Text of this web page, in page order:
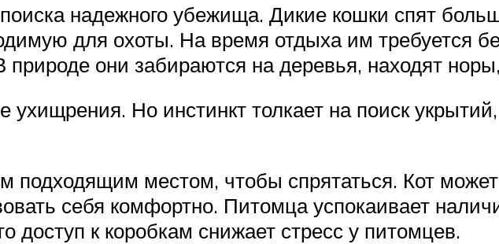
надежного убежища. Дикие кошки спят
для охоты. На время отдыха им требуется
они забираются на деревья, находят
Но инстинкт толкает на поиск
местом, чтобы спрятаться. Кот может
себя комфортно. Питомца успокаивает
доступ к коробкам снижает стресс у питомцев.